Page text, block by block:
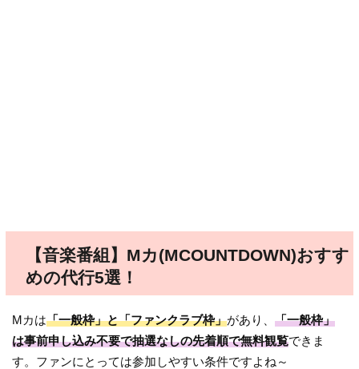
【音楽番組】Mカ(MCOUNTDOWN)おすす
めの代行5選！
Mカは「一般枠」と「ファンクラブ枠」があり、「一般枠」
は事前申し込み不要で抽選なしの先着順で無料観覧できま
す。ファンにとっては参加しやすい条件ですよね～